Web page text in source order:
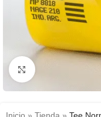
Haga clic para